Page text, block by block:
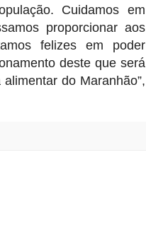
Cuidamos em
proporcionar aos
felizes em poder
deste que será
do Maranhão”,